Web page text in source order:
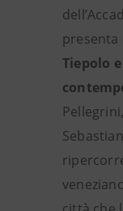
presenta
Tiepolo